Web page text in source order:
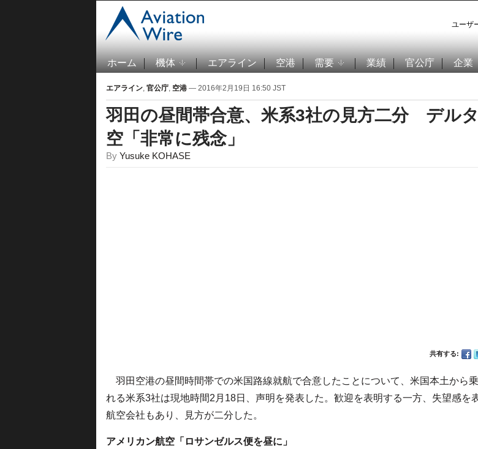
ユーザ
ホーム 機体 エアライン 空港 需要 業績 官公庁 企業
エアライン, 官公庁, 空港 — 2016年2月19日 16:50 JST
羽田の昼間帯合意、米系3社の見方二分 デル
空「非常に残念」
By Yusuke KOHASE
共有する:
羽田空港の昼間時間帯での米国路線就航で合意したことについて、米国本土から
れる米系3社は現地時間2月18日、声明を発表した。歓迎を表明する一方、失望感を
航空会社もあり、見方が二分した。
アメリカン航空「ロサンゼルス便を昼に」